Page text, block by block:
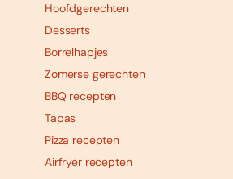
Hoofdgerechten
Desserts
Borrelhapjes
Zomerse gerechten
BBQ recepten
Tapas
Pizza recepten
Airfryer recepten